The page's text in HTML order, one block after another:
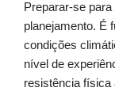
Preparar-se
planejamento. É
condições
nível de
resistência física